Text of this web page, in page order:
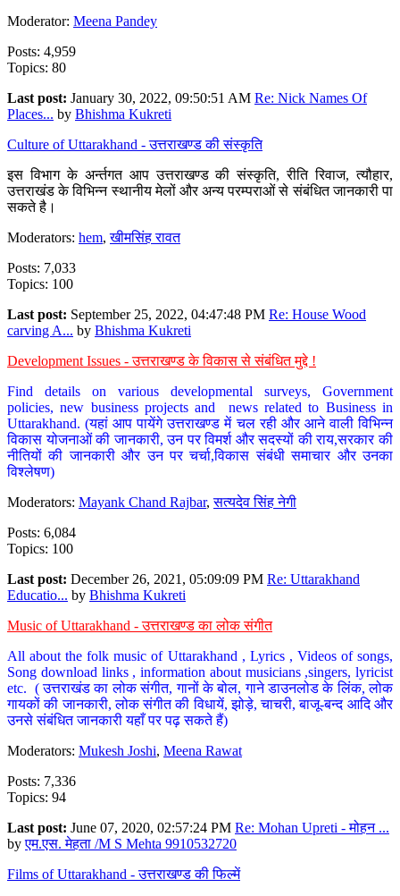
Moderator: Meena Pandey
Posts: 4,959
Topics: 80
Last post: January 30, 2022, 09:50:51 AM Re: Nick Names Of
Places... by Bhishma Kukreti
Culture of Uttarakhand - उत्तराखण्ड की संस्कृति
इस विभाग के अर्न्तगत आप उत्तराखण्ड की संस्कृति, रीति रिवाज, त्यौहार,
उत्तराखंड के विभिन्न स्थानीय मेलों और अन्य परम्पराओं से संबंधित जानकारी पा
सकते है।
Moderators: hem,खीमसिंह रावत
Posts: 7,033
Topics: 100
Last post: September 25, 2022, 04:47:48 PM Re: House Wood
carving A... by Bhishma Kukreti
Development Issues - उत्तराखण्ड के विकास से संबंधित मुद्दे !
Find details on various developmental surveys, Government
policies, new business projects and news related to Business in
Uttarakhand. (यहां आप पायेंगे उत्तराखण्ड में चल रही और आने वाली विभिन्न
विकास योजनाओं की जानकारी, उन पर विमर्श और सदस्यों की राय,सरकार की
नीतियों की जानकारी और उन पर चर्चा,विकास संबंधी समाचार और उनका
विश्लेषण)
Moderators: Mayank Chand Rajbar,सत्यदेव सिंह नेगी
Posts: 6,084
Topics: 100
Last post: December 26, 2021, 05:09:09 PM Re: Uttarakhand
Educatio... by Bhishma Kukreti
Music of Uttarakhand - उत्तराखण्ड का लोक संगीत
All about the folk music of Uttarakhand , Lyrics , Videos of songs,
Song download links , information about musicians ,singers, lyricist
etc. ( उत्तराखंड का लोक संगीत, गानों के बोल, गाने डाउनलोड के लिंक, लोक
गायकों की जानकारी, लोक संगीत की विधायें, झोड़े, चाचरी, बाजू-बन्द आदि और
उनसे संबंधित जानकारी यहाँ पर पढ़ सकते हैं)
Moderators: Mukesh Joshi, Meena Rawat
Posts: 7,336
Topics: 94
Last post: June 07, 2020, 02:57:24 PM Re: Mohan Upreti - मोहन ...
byएम.एस. मेहता /M S Mehta 9910532720
Films of Uttarakhand - उत्तराखण्ड की फिल्में